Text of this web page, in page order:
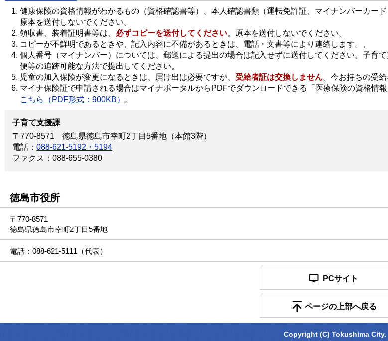
健康保険の資格情報がわかるもの（資格確認書等）、本人確認書類（運転免許証、マイナンバーカー
原本を送付しないでください。
領収書、装着証明書等は、 必ずコピーを送付してください。原本を送付しないでください。
コピーが不鮮明であるときや、記入内容に不備があるときは、電話・文書等により連絡します。、
個人番号（マイナンバー）については、郵送による提出の場合は記入せずに送付してください。子育
便等の追跡可能な方法で提出してください。
児童の加入保険が変更になるときは、届け出は必要ですが、 受給者証は交換しません。今お持ちの受
マイナ保険証で申請される場合はマイナポータルからPDFでダウンロードできる「医療保険の資格情
こちら（PDF形式：900KB）
。
子育て支援課
〒770-8571 徳島県徳島市幸町2丁目5番地（本館3階）
電話： 088-621-5192・5194
ファクス：088-655-0380
徳島市役所
〒770-8571
徳島県徳島市幸町2丁目5番地
電話：088-621-5111（代表）
PCサイト
ページの上部へ戻る
Copyright (C) Tokushima City.